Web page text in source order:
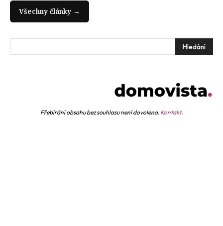
Všechny články →
Hledání
Přebírání obsahu bez souhlasu není dovoleno. Kontakt.